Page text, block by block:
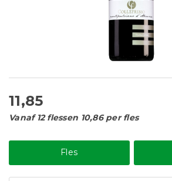
11,85
Vanaf 12 flessen 10,86 per fles
Fles